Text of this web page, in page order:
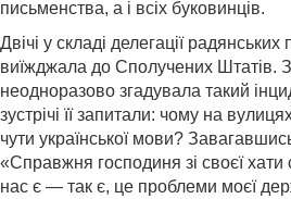
письменства, а і всіх буковинців.
Двічі у складі делегації
виїжджала до Сполучених Штатів.
неодноразово згадувала такий
зустрічі її запитали: чому на
чути української мови?
«Справжня господиня зі своєї хати
нас є — так є, це проблеми моєї